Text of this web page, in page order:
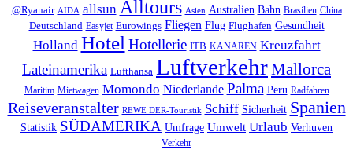
@Ryanair AIDA allsun Alltours Asien Australien Bahn Brasilien China
Deutschland Easyjet Eurowings Fliegen Flug Flughafen Gesundheit
Holland Hotel Hotellerie ITB KANAREN Kreuzfahrt
Lateinamerika Lufthansa LuftverkehrMallorca
Maritim Mietwagen Momondo Niederlande Palma Peru Radfahren
Reiseveranstalter REWE DER-Touristik Schiff Sicherheit Spanien
Statistik SÜDAMERIKA Umfrage Umwelt Urlaub Verhuven
Verkehr